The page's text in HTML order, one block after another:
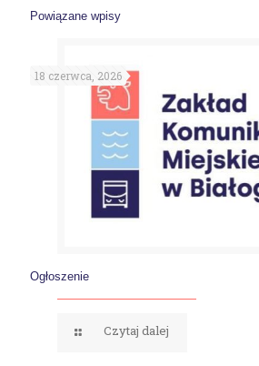
Powiązane wpisy
18 czerwca, 2026
Ogłoszenie
Czytaj dalej